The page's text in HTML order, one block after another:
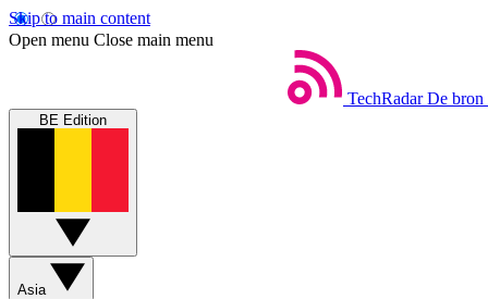
Skip to main content
Open menu Close main menu
TechRadar De bron
BE Edition
Asia